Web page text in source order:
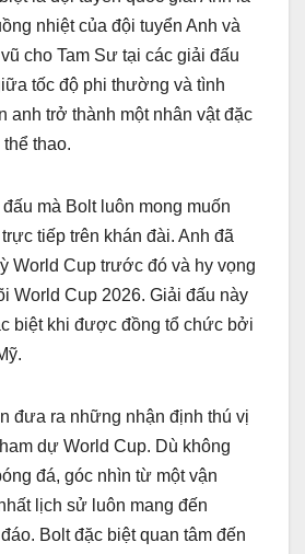
nhiệt của đội tuyển Anh và
cho Tam Sư tại các giải đấu
tốc độ phi thường và tình
anh trở thành một nhân vật đặc
thao.
mà Bolt luôn mong muốn
tiếp trên khán đài. Anh đã
World Cup trước đó và hy vọng
World Cup 2026. Giải đấu này
biệt khi được đồng tổ chức bởi
đưa ra những nhận định thú vị
dự World Cup. Dù không
đá, góc nhìn từ một vận
lịch sử luôn mang đến
Bolt đặc biệt quan tâm đến